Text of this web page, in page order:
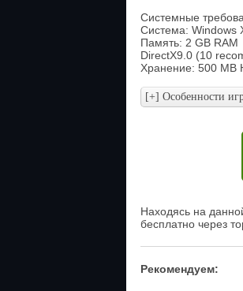
Системные
Система: Windows
Память: 2 GB RAM
DirectX9.0 (10
Хранение: 500 MB
Находясь на
бесплатно через
Рекомендуем: